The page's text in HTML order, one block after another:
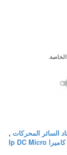
السائر المحركات ,
محرك متدرج صغير Dc ، محرك متدرج ذو 4 أسلاك ، كاميرا Ip DC Micro